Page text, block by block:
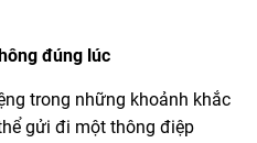
đúng lúc
trong những khoảnh khắc
gửi đi một thông điệp